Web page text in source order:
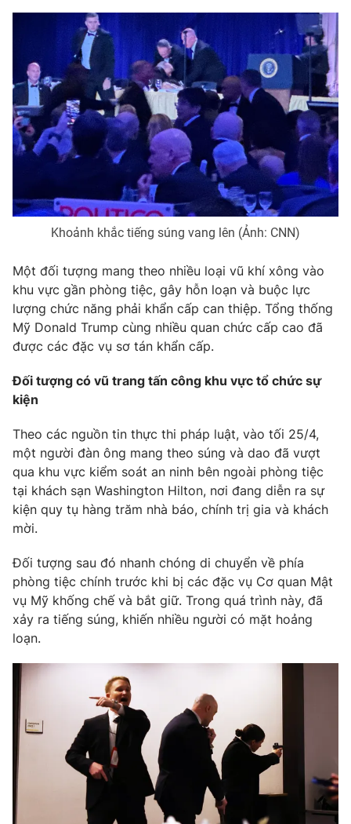
Thế giới đó đây
Câu chuyện quốc tế
Thị trường
Góc doanh nghiệp
Dữ liệu và đời sống
Truyền hình
Phim VTV
Hậu trường
Khán giả
Giải trí
Âm nhạc
Đời sống
Du lịch
Chất lượng cuộc sống
Giáo dục
Tuyển sinh
Học trực tuyến
Công nghệ
Hitech Công nghệ tương lai
Sản phẩm
Tư vấn
Giao lưu trực tuyến
Emagazine Podcast
Photo Infographic
VTV Money VTV Thể thao
VTV Sức khoẻ
Thị trường 24h
VTV4 Vươn mình bằng AI
VTV9
Liên hệ tòa soạn English
Khoảnh khắc tiếng súng vang lên (Ảnh: CNN)
Một đối tượng mang theo nhiều loại vũ khí xông vào
khu vực gần phòng tiệc, gây hỗn loạn và buộc lực
lượng chức năng phải khẩn cấp can thiệp. Tổng thống
Mỹ Donald Trump cùng nhiều quan chức cấp cao đã
được các đặc vụ sơ tán khẩn cấp.
Đối tượng có vũ trang tấn công khu vực tổ chức sự
kiện
Theo các nguồn tin thực thi pháp luật, vào tối 25/4,
một người đàn ông mang theo súng và dao đã vượt
qua khu vực kiểm soát an ninh bên ngoài phòng tiệc
tại khách sạn Washington Hilton, nơi đang diễn ra sự
kiện quy tụ hàng trăm nhà báo, chính trị gia và khách
mời.
Đối tượng sau đó nhanh chóng di chuyển về phía
phòng tiệc chính trước khi bị các đặc vụ Cơ quan Mật
vụ Mỹ khống chế và bắt giữ. Trong quá trình này, đã
xảy ra tiếng súng, khiến nhiều người có mặt hoảng
loạn.